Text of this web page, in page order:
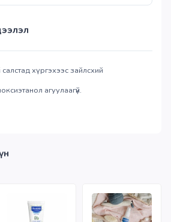
хүргэхээс зайлсхий
агуулаагүй.